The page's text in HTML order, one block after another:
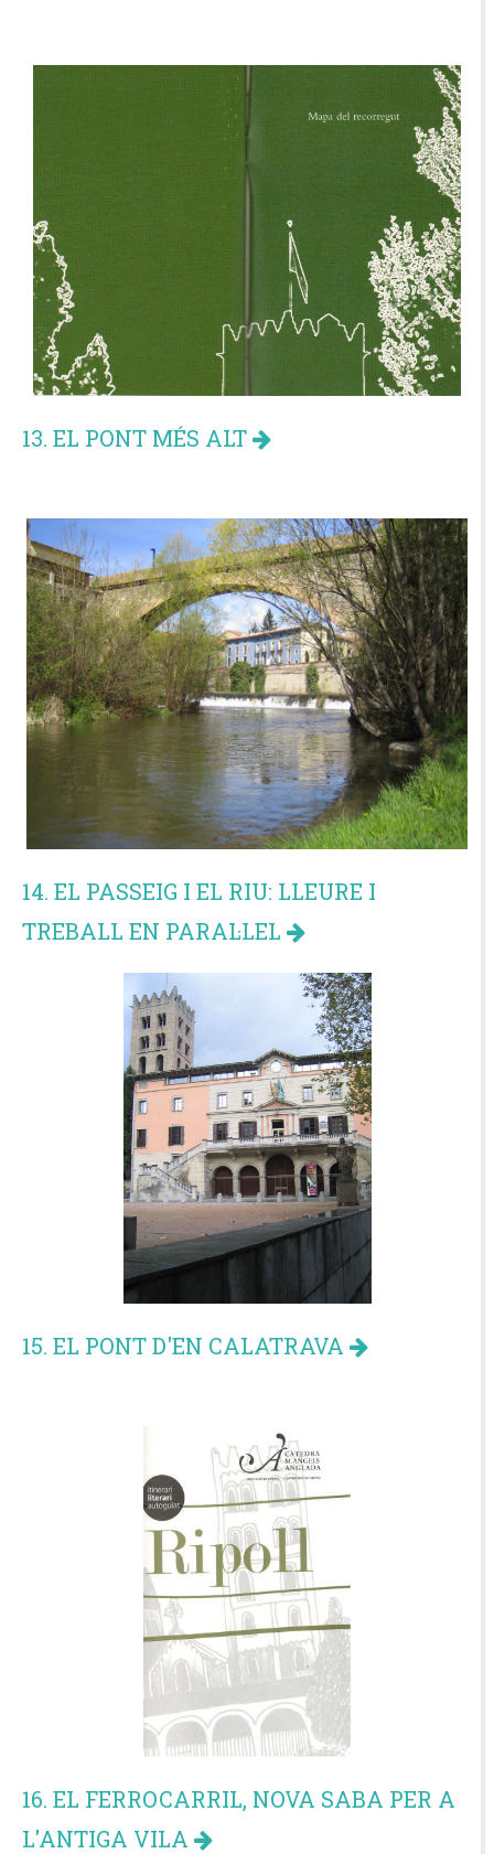
13. EL PONT MÉS ALT
14. EL PASSEIG I EL RIU: LLEURE I
TREBALL EN PARAL·LEL
15. EL PONT D'EN CALATRAVA
16. EL FERROCARRIL, NOVA SABA PER A
L'ANTIGA VILA